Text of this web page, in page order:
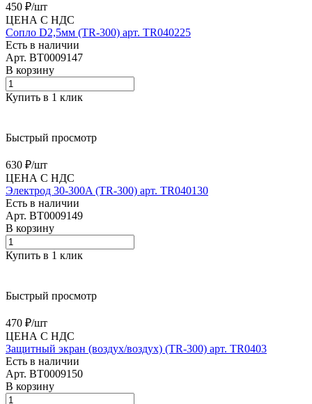
450 ₽/шт
ЦЕНА С НДС
Сопло D2,5мм (TR-300) арт. TR040225
Есть в наличии
Арт. BT0009147
В корзину
Купить в 1 клик
Быстрый просмотр
630 ₽/шт
ЦЕНА С НДС
Электрод 30-300A (TR-300) арт. TR040130
Есть в наличии
Арт. BT0009149
В корзину
Купить в 1 клик
Быстрый просмотр
470 ₽/шт
ЦЕНА С НДС
Защитный экран (воздух/воздух) (TR-300) арт. TR0403
Есть в наличии
Арт. BT0009150
В корзину